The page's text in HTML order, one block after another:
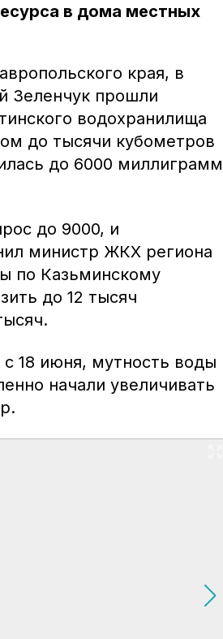
в дома местных
края, в
Зеленчук прошли
водохранилища
до тысячи кубометров
до 6000 миллиграмм
до 9000, и
министр ЖКХ региона
по Казьминскому
до 12 тысяч
с 18 июня, мутность воды
начали увеличивать